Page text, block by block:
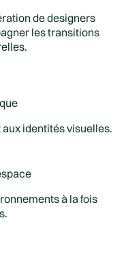
de designers
les transitions
identités visuelles.
à la fois